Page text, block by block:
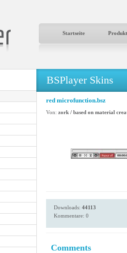
Startseite
BSPlayer Skins
red microfunction.bsz
Von: zork / based on material
Downloads: 44113
Kommentare: 0
Comments